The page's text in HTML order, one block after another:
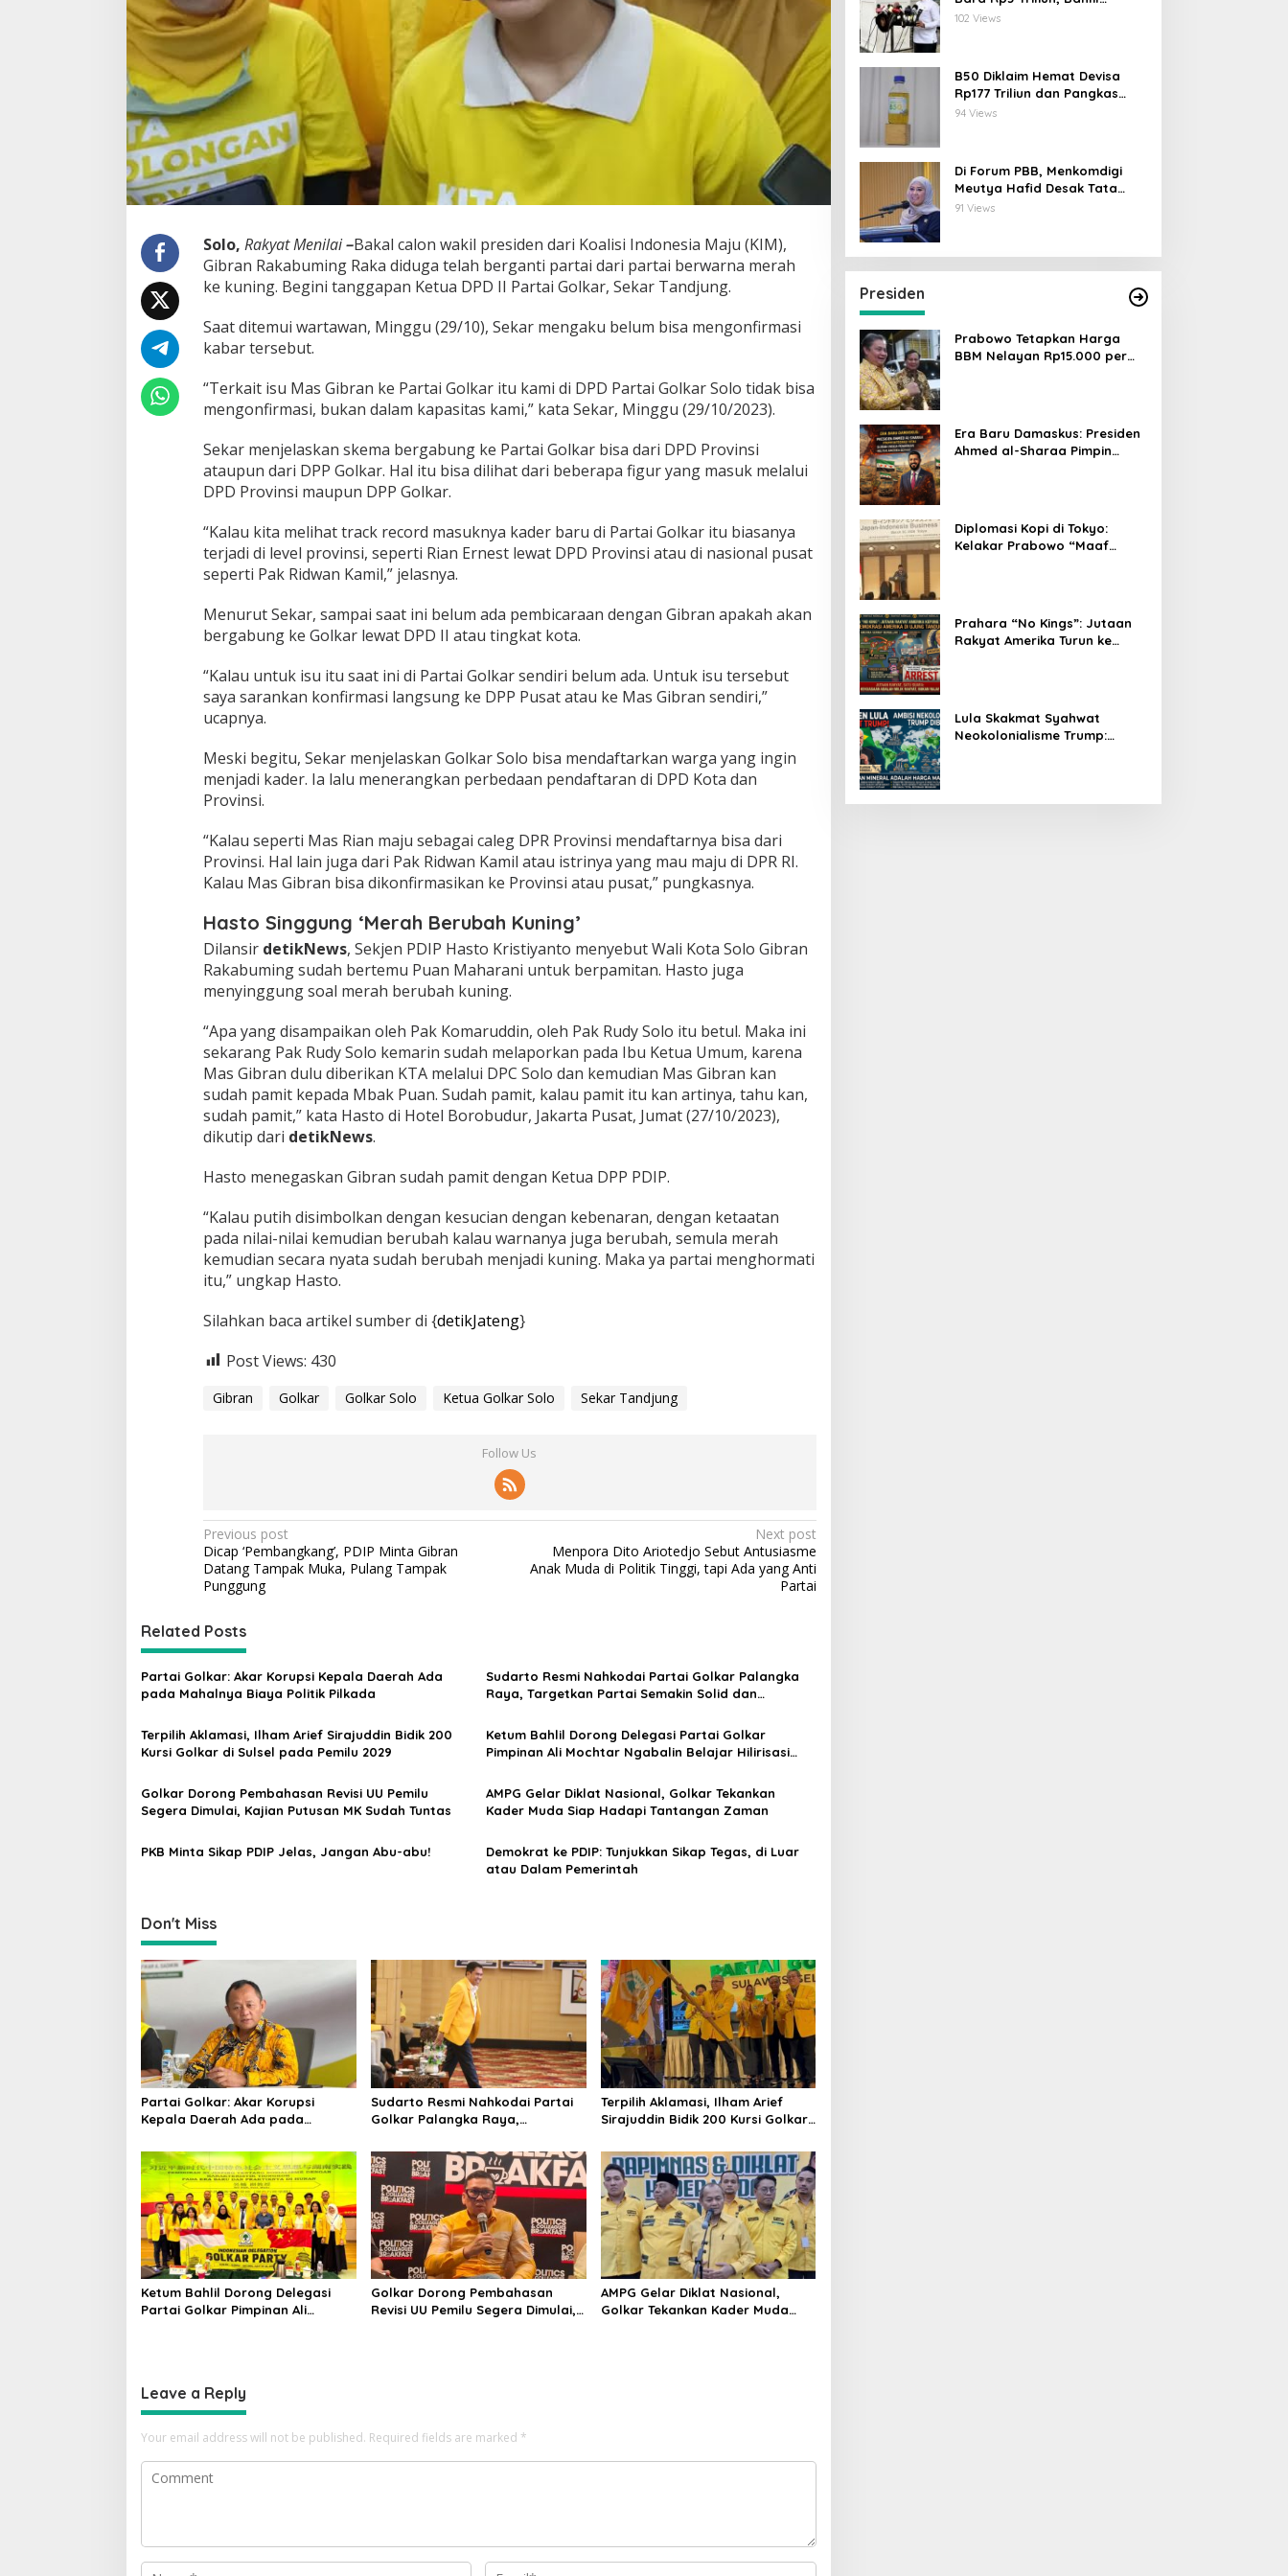
n
t
a
K
e
t
u
G
o
l
k
r
o
o
S
k
a
r
T
n
d
j
u
g
Solo, Rakyat Menilai–Bakal calon wakil presiden dari Koalisi Indonesia Maju (KIM),
Gibran Rakabuming Raka diduga telah berganti partai dari partai berwarna merah
ke kuning. Begini tanggapan Ketua DPD II Partai Golkar, Sekar Tandjung.
Saat ditemui wartawan, Minggu (29/10), Sekar mengaku belum bisa mengonfirmasi
kabar tersebut.
“Terkait isu Mas Gibran ke Partai Golkar itu kami di DPD Partai Golkar Solo tidak bisa
mengonfirmasi, bukan dalam kapasitas kami,” kata Sekar, Minggu (29/10/2023).
Sekar menjelaskan skema bergabung ke Partai Golkar bisa dari DPD Provinsi
ataupun dari DPP Golkar. Hal itu bisa dilihat dari beberapa figur yang masuk melalui
DPD Provinsi maupun DPP Golkar.
“Kalau kita melihat track record masuknya kader baru di Partai Golkar itu biasanya
terjadi di level provinsi, seperti Rian Ernest lewat DPD Provinsi atau di nasional pusat
seperti Pak Ridwan Kamil,” jelasnya.
Menurut Sekar, sampai saat ini belum ada pembicaraan dengan Gibran apakah akan
bergabung ke Golkar lewat DPD II atau tingkat kota.
“Kalau untuk isu itu saat ini di Partai Golkar sendiri belum ada. Untuk isu tersebut
saya sarankan konfirmasi langsung ke DPP Pusat atau ke Mas Gibran sendiri,”
ucapnya.
Meski begitu, Sekar menjelaskan Golkar Solo bisa mendaftarkan warga yang ingin
menjadi kader. Ia lalu menerangkan perbedaan pendaftaran di DPD Kota dan
Provinsi.
“Kalau seperti Mas Rian maju sebagai caleg DPR Provinsi mendaftarnya bisa dari
Provinsi. Hal lain juga dari Pak Ridwan Kamil atau istrinya yang mau maju di DPR RI.
Kalau Mas Gibran bisa dikonfirmasikan ke Provinsi atau pusat,” pungkasnya.
Hasto Singgung ‘Merah Berubah Kuning’
Dilansir detikNews, Sekjen PDIP Hasto Kristiyanto menyebut Wali Kota Solo Gibran
Rakabuming sudah bertemu Puan Maharani untuk berpamitan. Hasto juga
menyinggung soal merah berubah kuning.
“Apa yang disampaikan oleh Pak Komaruddin, oleh Pak Rudy Solo itu betul. Maka ini
sekarang Pak Rudy Solo kemarin sudah melaporkan pada Ibu Ketua Umum, karena
Mas Gibran dulu diberikan KTA melalui DPC Solo dan kemudian Mas Gibran kan
sudah pamit kepada Mbak Puan. Sudah pamit, kalau pamit itu kan artinya, tahu kan,
sudah pamit,” kata Hasto di Hotel Borobudur, Jakarta Pusat, Jumat (27/10/2023),
dikutip dari detikNews.
Hasto menegaskan Gibran sudah pamit dengan Ketua DPP PDIP.
“Kalau putih disimbolkan dengan kesucian dengan kebenaran, dengan ketaatan
pada nilai-nilai kemudian berubah kalau warnanya juga berubah, semula merah
kemudian secara nyata sudah berubah menjadi kuning. Maka ya partai menghormati
itu,” ungkap Hasto.
Silahkan baca artikel sumber di {detikJateng}
Post Views: 430
Gibran Golkar Golkar Solo Ketua Golkar Solo Sekar Tandjung
Follow Us
P
o
s
t
n
a
v
i
g
t
o
Previous post
Dicap ‘Pembangkang’, PDIP Minta Gibran
Datang Tampak Muka, Pulang Tampak
Punggung
Next post
Menpora Dito Ariotedjo Sebut Antusiasme
Anak Muda di Politik Tinggi, tapi Ada yang Anti
Partai
Related Posts
Partai Golkar: Akar Korupsi Kepala Daerah Ada
pada Mahalnya Biaya Politik Pilkada
Sudarto Resmi Nahkodai Partai Golkar Palangka
Raya, Targetkan Partai Semakin Solid dan
Terpilih Aklamasi, Ilham Arief Sirajuddin Bidik 200
Kursi Golkar di Sulsel pada Pemilu 2029
Ketum Bahlil Dorong Delegasi Partai Golkar
Pimpinan Ali Mochtar Ngabalin Belajar Hilirisasi
Golkar Dorong Pembahasan Revisi UU Pemilu
Segera Dimulai, Kajian Putusan MK Sudah Tuntas
AMPG Gelar Diklat Nasional, Golkar Tekankan
Kader Muda Siap Hadapi Tantangan Zaman
PKB Minta Sikap PDIP Jelas, Jangan Abu-abu!
Demokrat ke PDIP: Tunjukkan Sikap Tegas, di Luar
atau Dalam Pemerintah
Don't Miss
Partai Golkar: Akar Korupsi
Kepala Daerah Ada pada
Sudarto Resmi Nahkodai Partai
Golkar Palangka Raya,
dan Dipercaya Rakyat
Terpilih Aklamasi, Ilham Arief
Sirajuddin Bidik 200 Kursi Golkar
Ketum Bahlil Dorong Delegasi
Partai Golkar Pimpinan Ali
Golkar Dorong Pembahasan
Revisi UU Pemilu Segera Dimulai,
AMPG Gelar Diklat Nasional,
Golkar Tekankan Kader Muda
Leave a Reply
Your email address will not be published. Required fields are marked *
Lahadalia: ESDM Siap Berikan
102 Views
B50 Diklaim Hemat Devisa
Rp177 Triliun dan Pangkas
Emisi 44 Juta Ton CO₂
94 Views
Di Forum PBB, Menkomdigi
Meutya Hafid Desak Tata
Kelola AI Global Utamakan
91 Views
Presiden
Prabowo Tetapkan Harga
BBM Nelayan Rp15.000 per
Era Baru Damaskus: Presiden
Ahmed al-Sharaa Pimpin
Diplomasi Kopi di Tokyo:
Kelakar Prabowo “Maaf
Prahara “No Kings”: Jutaan
Rakyat Amerika Turun ke
Lula Skakmat Syahwat
Neokolonialisme Trump: